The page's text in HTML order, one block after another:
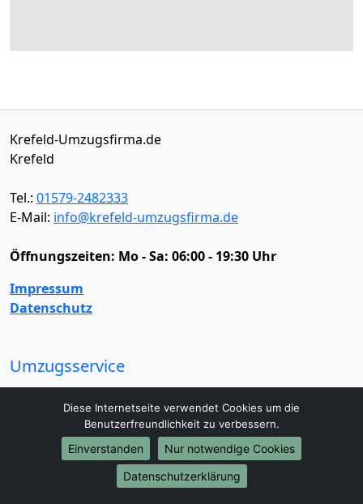
Krefeld-Umzugsfirma.de
Krefeld
Tel.: 01579-2482333
E-Mail: info@krefeld-umzugsfirma.de
Öffnungszeiten: Mo - Sa: 06:00 - 19:30 Uhr
Impressum
Datenschutz
Umzugsservice
Umzugsservice Behördenumzug
Büroumzug
Fernumzug
Firmenumzug
Laborumzug
Praxisumzug
Privatumzug
Seniorenumzug
Studentenumzug
Beiladung
Halteverbotszone
Klaviertransport
Haushaltsauflösung
Möbeltaxi
Diese Internetseite verwendet Cookies um die
Benutzerfreundlichkeit zu verbessern.
Einverstanden
Nur notwendige Cookies
Datenschutzerklärung